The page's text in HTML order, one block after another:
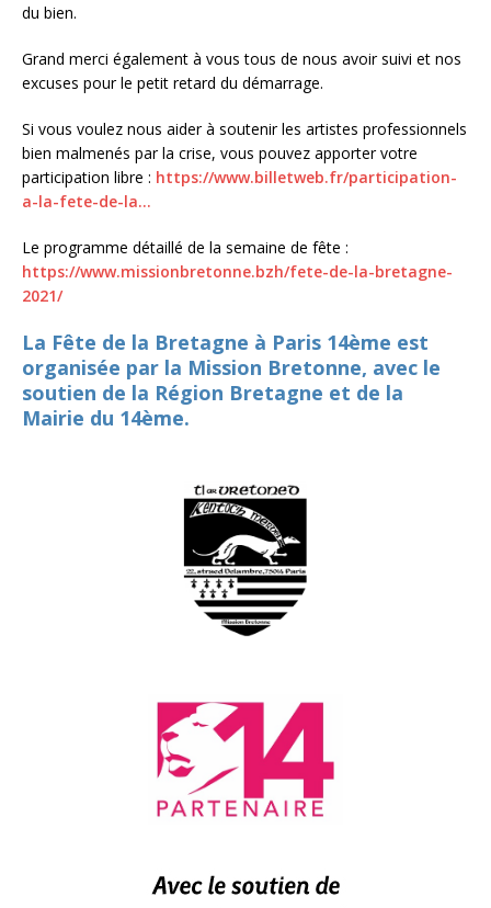
du bien.
Grand merci également à vous tous de nous avoir suivi et nos
excuses pour le petit retard du démarrage.
Si vous voulez nous aider à soutenir les artistes professionnels
bien malmenés par la crise, vous pouvez apporter votre
participation libre : https://www.billetweb.fr/participation-
a-la-fete-de-la…
Le programme détaillé de la semaine de fête :
https://www.missionbretonne.bzh/fete-de-la-bretagne-
2021/
La Fête de la Bretagne à Paris 14ème est
organisée par la Mission Bretonne, avec le
soutien de la Région Bretagne et de la
Mairie du 14ème.